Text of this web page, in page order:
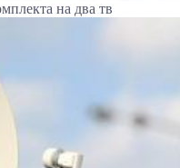
на два тв